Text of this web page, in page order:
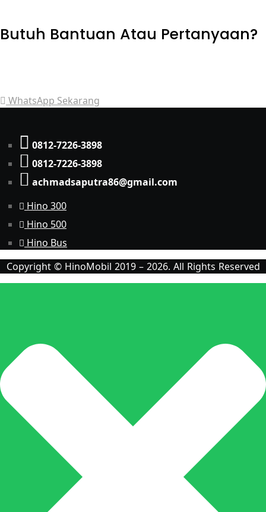
Butuh Bantuan Atau Pertanyaan?
WhatsApp Sekarang
0812-7226-3898
0812-7226-3898
achmadsaputra86@gmail.com
Hino 300
Hino 500
Hino Bus
Copyright © HinoMobil 2019 – 2026. All Rights Reserved